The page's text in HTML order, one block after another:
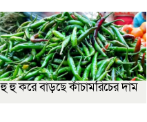
হু হু করে বাড়ছে কাঁচামরিচের দাম